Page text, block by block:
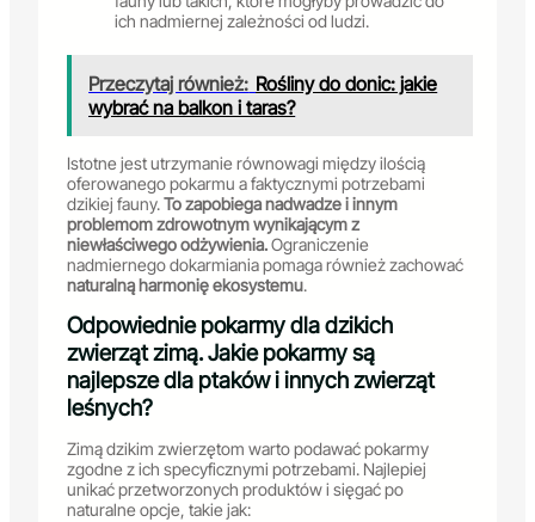
ich nadmiernej zależności od ludzi.
Przeczytaj również: Rośliny do donic: jakie
wybrać na balkon i taras?
Istotne jest utrzymanie równowagi między ilością
oferowanego pokarmu a faktycznymi potrzebami
dzikiej fauny.To zapobiega nadwadze i innym
problemom zdrowotnym wynikającym z
niewłaściwego odżywienia.Ograniczenie
nadmiernego dokarmiania pomaga również zachować
naturalną harmonię ekosystemu.
Odpowiednie pokarmy dla dzikich
zwierząt zimą. Jakie pokarmy są
najlepsze dla ptaków i innych zwierząt
leśnych?
Zimą dzikim zwierzętom warto podawać pokarmy
zgodne z ich specyficznymi potrzebami. Najlepiej
unikać przetworzonych produktów i sięgać po
naturalne opcje, takie jak: